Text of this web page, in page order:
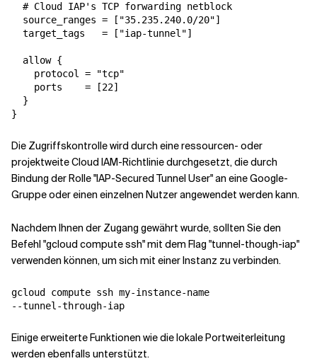
  # Cloud IAP's TCP forwarding netblock
  source_ranges = ["35.235.240.0/20"]
  target_tags   = ["iap-tunnel"]
  allow {
    protocol = "tcp"
    ports    = [22]
  }
}
Die Zugriffskontrolle wird durch eine ressourcen- oder
projektweite Cloud IAM-Richtlinie durchgesetzt, die durch
Bindung der Rolle "IAP-Secured Tunnel User" an eine Google-
Gruppe oder einen einzelnen Nutzer angewendet werden kann.
Nachdem Ihnen der Zugang gewährt wurde, sollten Sie den
Befehl "gcloud compute ssh" mit dem Flag "tunnel-though-iap"
verwenden können, um sich mit einer Instanz zu verbinden.
gcloud compute ssh my-instance-name
--tunnel-through-iap
Einige erweiterte Funktionen wie die lokale Portweiterleitung
werden ebenfalls unterstützt.